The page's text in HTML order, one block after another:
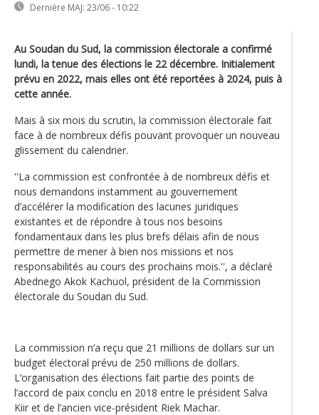
Dernière MAJ: 23/06 - 10:22
Au Soudan du Sud, la commission électorale a confirmé
lundi, la tenue des élections le 22 décembre. Initialement
prévu en 2022, mais elles ont été reportées à 2024, puis à
cette année.
Mais à six mois du scrutin, la commission électorale fait
face à de nombreux défis pouvant provoquer un nouveau
glissement du calendrier.
''La commission est confrontée à de nombreux défis et
nous demandons instamment au gouvernement
d’accélérer la modification des lacunes juridiques
existantes et de répondre à tous nos besoins
fondamentaux dans les plus brefs délais afin de nous
permettre de mener à bien nos missions et nos
responsabilités au cours des prochains mois.'', a déclaré
Abednego Akok Kachuol, président de la Commission
électorale du Soudan du Sud.
La commission n’a reçu que 21 millions de dollars sur un
budget électoral prévu de 250 millions de dollars.
L’organisation des élections fait partie des points de
l’accord de paix conclu en 2018 entre le président Salva
Kiir et de l’ancien vice-président Riek Machar.